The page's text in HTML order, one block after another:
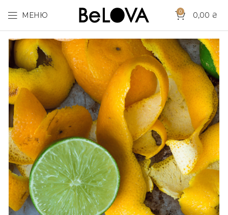
МЕНЮ 0 0,00 ₴